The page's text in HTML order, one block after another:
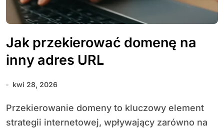
Jak przekierować domenę na
inny adres URL
kwi 28, 2026
Przekierowanie domeny to kluczowy element
strategii internetowej, wpływający zarówno na